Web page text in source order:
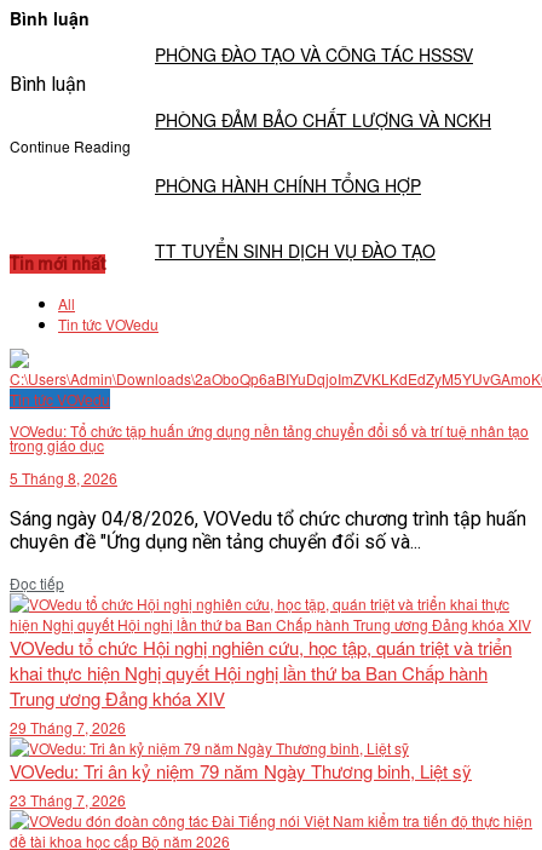
PHÒNG ĐÀO TẠO VÀ CÔNG TÁC HSSSV
PHÒNG ĐẢM BẢO CHẤT LƯỢNG VÀ NCKH
PHÒNG HÀNH CHÍNH TỔNG HỢP
TT TUYỂN SINH DỊCH VỤ ĐÀO TẠO
NGHIÊN CỨU KHOA HỌC
VĂN BẢN
THƯ VIỆN
Bình luận
Bình luận
Continue Reading
Tin mới nhất
All
Tin tức VOVedu
Tin tức VOVedu
VOVedu: Tổ chức tập huấn ứng dụng nền tảng chuyển đổi số và trí tuệ nhân tạo
trong giáo dục
5 Tháng 8, 2026
Sáng ngày 04/8/2026, VOVedu tổ chức chương trình tập huấn
chuyên đề "Ứng dụng nền tảng chuyển đổi số và...
Đọc tiếpDetails
VOVedu tổ chức Hội nghị nghiên cứu, học tập, quán triệt và triển
khai thực hiện Nghị quyết Hội nghị lần thứ ba Ban Chấp hành
Trung ương Đảng khóa XIV
29 Tháng 7, 2026
VOVedu: Tri ân kỷ niệm 79 năm Ngày Thương binh, Liệt sỹ
23 Tháng 7, 2026